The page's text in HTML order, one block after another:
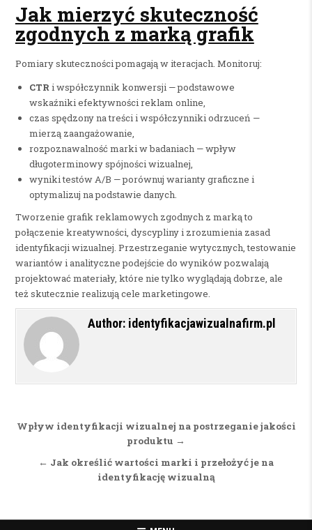
Jak mierzyć skuteczność
zgodnych z marką grafik
Pomiary skuteczności pomagają w iteracjach. Monitoruj:
CTRi współczynnik konwersji — podstawowe
wskaźniki efektywności reklam online,
czas spędzony na treści i współczynniki odrzuceń —
mierzą zaangażowanie,
rozpoznawalność marki w badaniach — wpływ
długoterminowy spójności wizualnej,
wyniki testów A/B — porównuj warianty graficzne i
optymalizuj na podstawie danych.
Tworzenie grafik reklamowych zgodnych z marką to
połączenie kreatywności, dyscypliny i zrozumienia zasad
identyfikacji wizualnej. Przestrzeganie wytycznych, testowanie
wariantów i analityczne podejście do wyników pozwalają
projektować materiały, które nie tylko wyglądają dobrze, ale
też skutecznie realizują cele marketingowe.
Author: identyfikacjawizualnafirm.pl
Nawigacja wpisu
Wpływ identyfikacji wizualnej na postrzeganie jakości
produktu →
← Jak określić wartości marki i przełożyć je na
identyfikację wizualną